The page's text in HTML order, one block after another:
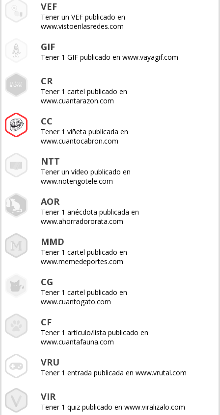
VEF
Tener un VEF publicado en
www.vistoenlasredes.com
GIF
Tener 1 GIF publicado en www.vayagif.com
CR
Tener 1 cartel publicado en
www.cuantarazon.com
CC
Tener 1 viñeta publicada en
www.cuantocabron.com
NTT
Tener un vídeo publicado en
www.notengotele.com
AOR
Tener 1 anécdota publicada en
www.ahorradororata.com
MMD
Tener 1 cartel publicado en
www.memedeportes.com
CG
Tener 1 cartel publicado en
www.cuantogato.com
CF
Tener 1 artículo/lista publicado en
www.cuantafauna.com
VRU
Tener 1 entrada publicada en www.vrutal.com
VIR
Tener 1 quiz publicado en www.viralizalo.com